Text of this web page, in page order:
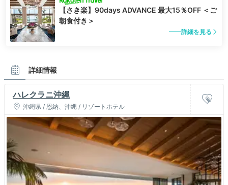
【さき楽】90days ADVANCE 最大15％OFF ＜ご
朝食付き＞
詳細を見る
詳細情報
ハレクラニ沖縄
沖縄県 / 恩納、沖縄 / リゾートホテル